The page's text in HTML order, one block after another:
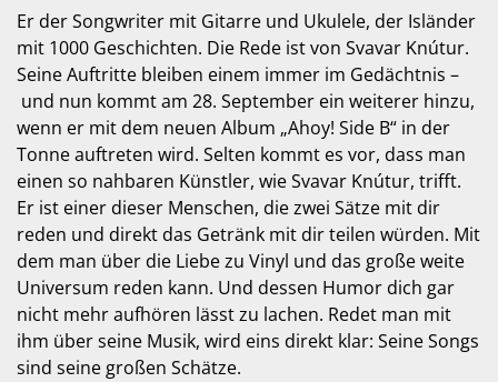
Er der Songwriter mit Gitarre und Ukulele, der Isländer
mit 1000 Geschichten. Die Rede ist von Svavar Knútur.
Seine Auftritte bleiben einem immer im Gedächtnis –
und nun kommt am 28. September ein weiterer hinzu,
wenn er mit dem neuen Album „Ahoy! Side B“ in der
Tonne auftreten wird. Selten kommt es vor, dass man
einen so nahbaren Künstler, wie Svavar Knútur, trifft.
Er ist einer dieser Menschen, die zwei Sätze mit dir
reden und direkt das Getränk mit dir teilen würden. Mit
dem man über die Liebe zu Vinyl und das große weite
Universum reden kann. Und dessen Humor dich gar
nicht mehr aufhören lässt zu lachen. Redet man mit
ihm über seine Musik, wird eins direkt klar: Seine Songs
sind seine großen Schätze.